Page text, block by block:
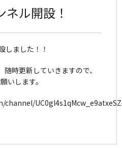
ネル開設！
しました！！
時更新していきますので、
いします。